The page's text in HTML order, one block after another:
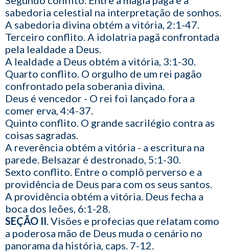
sabedoria celestial na interpretação de sonhos.
A sabedoria divina obtém a vitória, 2:1-47.
Terceiro conflito. A idolatria pagã confrontada
pela lealdade a Deus.
A lealdade a Deus obtém a vitória, 3:1-30.
Quarto conflito. O orgulho de um rei pagão
confrontado pela soberania divina.
Deus é vencedor - O rei foi lançado fora a
comer erva, 4:4-37.
Quinto conflito. O grande sacrilégio contra as
coisas sagradas.
A reverência obtém a vitória - a escritura na
parede. Belsazar é destronado, 5:1-30.
Sexto conflito. Entre o complô perverso e a
providência de Deus para com os seus santos.
A providência obtém a vitória. Deus fecha a
boca dos leões, 6:1-28.
SEÇÃO II. Visões e profecias que relatam como
a poderosa mão de Deus muda o cenário no
panorama da história, caps. 7-12.